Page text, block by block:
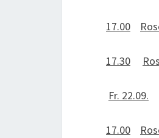
17.00
17.30
Fr. 22.09.
17.00